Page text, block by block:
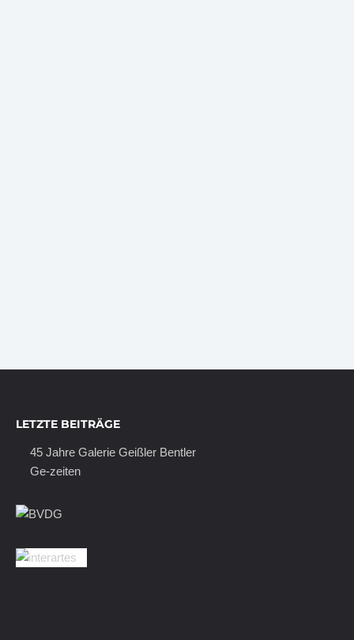
LETZTE BEITRÄGE
45 Jahre Galerie Geißler Bentler
Ge-zeiten